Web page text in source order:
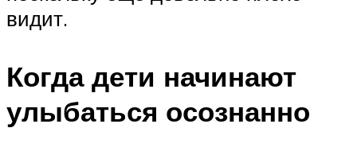
видит.
Когда дети начинают
улыбаться осознанно